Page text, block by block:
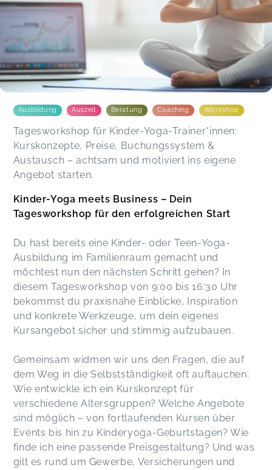
Ausbildung Auszeit Beratung Coaching Workshop
Tagesworkshop für Kinder-Yoga-Trainer*innen:
Kurskonzepte, Preise, Buchungssystem &
Austausch – achtsam und motiviert ins eigene
Angebot starten.
Kinder-Yoga meets Business – Dein
Tagesworkshop für den erfolgreichen Start
Du hast bereits eine Kinder- oder Teen-Yoga-
Ausbildung im Familienraum gemacht und
möchtest nun den nächsten Schritt gehen? In
diesem Tagesworkshop von 9:00 bis 16:30 Uhr
bekommst du praxisnahe Einblicke, Inspiration
und konkrete Werkzeuge, um dein eigenes
Kursangebot sicher und stimmig aufzubauen.
Gemeinsam widmen wir uns den Fragen, die auf
dem Weg in die Selbstständigkeit oft auftauchen:
Wie entwickle ich ein Kurskonzept für
verschiedene Altersgruppen? Welche Angebote
sind möglich – von fortlaufenden Kursen über
Events bis hin zu Kinderyoga-Geburtstagen? Wie
finde ich eine passende Preisgestaltung? Und was
gilt es rund um Gewerbe, Versicherungen und